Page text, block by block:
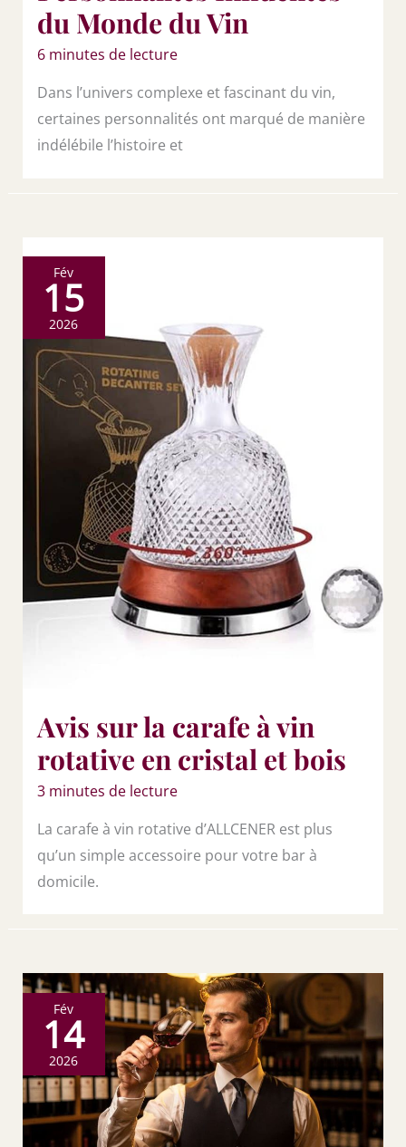
du Monde du Vin
6 minutes de lecture
Dans l’univers complexe et fascinant du vin,
certaines personnalités ont marqué de manière
indélébile l’histoire et
Fév
15
2026
Avis sur la carafe à vin
rotative en cristal et bois
3 minutes de lecture
La carafe à vin rotative d’ALLCENER est plus
qu’un simple accessoire pour votre bar à
domicile.
Fév
14
2026